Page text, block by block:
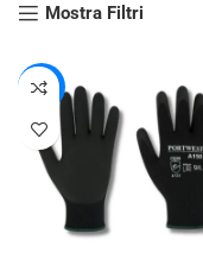
Mostra Filtri
-47%